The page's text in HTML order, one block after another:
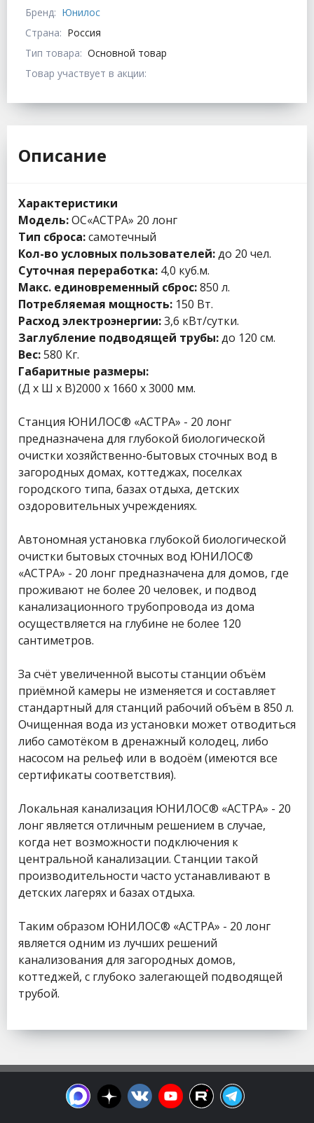
Бренд: Юнилос
Страна: Россия
Тип товара: Основной товар
Товар участвует в акции:
Описание
Характеристики
Модель:ОС«АСТРА» 20 лонг
Тип сброса:самотечный
Кол-во условных пользователей:до 20 чел.
Суточная переработка: 4,0 куб.м.
Макс. единовременный сброс:850 л.
Потребляемая мощность: 150 Вт.
Расход электроэнергии:3,6 кВт/сутки.
Заглубление подводящей трубы:до 120 см.
Вес:580 Кг.
Габаритные размеры:
(Д х Ш х В)2000 x 1660 x 3000 мм.
Станция ЮНИЛОС® «АСТРА» - 20 лонг
предназначена для глубокой биологической
очистки хозяйственно-бытовых сточных вод в
загородных домах, коттеджах, поселках
городского типа, базах отдыха, детских
оздоровительных учреждениях.
Автономная установка глубокой биологической
очистки бытовых сточных вод ЮНИЛОС®
«АСТРА» - 20 лонг предназначена для домов, где
проживают не более 20 человек, и подвод
канализационного трубопровода из дома
осуществляется на глубине не более 120
сантиметров.
За счёт увеличенной высоты станции объём
приёмной камеры не изменяется и составляет
стандартный для станций рабочий объём в 850 л.
Очищенная вода из установки может отводиться
либо самотёком в дренажный колодец, либо
насосом на рельеф или в водоём (имеются все
сертификаты соответствия).
Локальная канализация ЮНИЛОС® «АСТРА» - 20
лонг является отличным решением в случае,
когда нет возможности подключения к
центральной канализации. Станции такой
производительности часто устанавливают в
детских лагерях и базах отдыха.
Таким образом ЮНИЛОС® «АСТРА» - 20 лонг
является одним из лучших решений
канализования для загородных домов,
коттеджей, с глубоко залегающей подводящей
трубой.